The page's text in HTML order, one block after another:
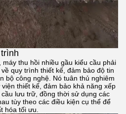
thu hồi nhiều gầu kiểu cầu phải
quy trình thiết kế, đảm bảo độ tin
bộ công nghệ. Nó tuân thủ nghiêm
thiết kế, đảm bảo khả năng xếp
lưu trữ, đồng thời sử dụng các
tùy theo các điều kiện cụ thể để
hóa tối ưu.